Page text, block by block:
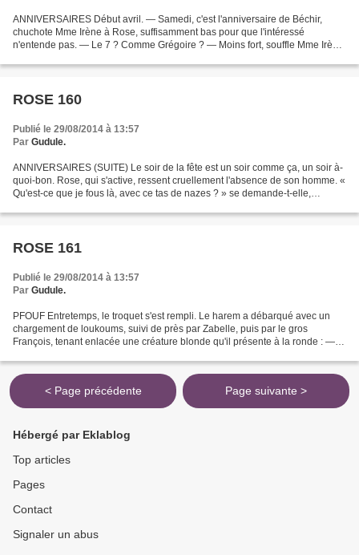
ANNIVERSAIRES Début avril. — Samedi, c'est l'anniversaire de Béchir,
chuchote Mme Irène à Rose, suffisamment bas pour que l'intéressé
n'entende pas. — Le 7 ? Comme Grégoire ? — Moins fort, souffle Mme Irène,
ROSE 160
Publié le 29/08/2014 à 13:57
Par Gudule.
ANNIVERSAIRES (SUITE) Le soir de la fête est un soir comme ça, un soir à-
quoi-bon. Rose, qui s'active, ressent cruellement l'absence de son homme. «
Qu'est-ce que je fous là, avec ce tas de nazes ? » se demande-t-elle,
ROSE 161
Publié le 29/08/2014 à 13:57
Par Gudule.
PFOUF Entretemps, le troquet s'est rempli. Le harem a débarqué avec un
chargement de loukoums, suivi de près par Zabelle, puis par le gros
François, tenant enlacée une créature blonde qu'il présente à la ronde : —
< Page précédente Page suivante >
Hébergé par Eklablog
Top articles
Pages
Contact
Signaler un abus